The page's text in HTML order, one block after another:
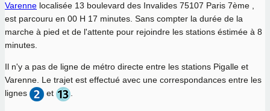
Varenne localisée 13 boulevard des Invalides 75107 Paris 7ème ,
est parcouru en 00 H 17 minutes. Sans compter la durée de la
marche à pied et de l'attente pour rejoindre les stations éstimée à 8
minutes.
Il n'y a pas de ligne de métro directe entre les stations Pigalle et
Varenne. Le trajet est effectué avec une correspondances entre les
lignes
et .